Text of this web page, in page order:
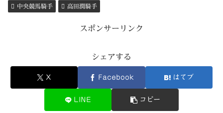
中央競馬騎手 高田潤騎手
スポンサーリンク
シェアする
X Facebook はてブ
LINE コピー